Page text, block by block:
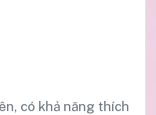
có khả năng thích